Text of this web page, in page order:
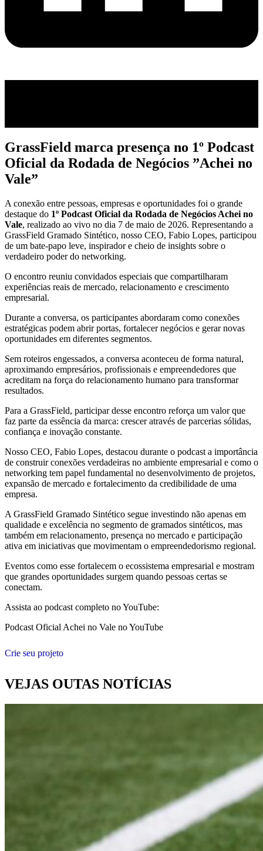
GrassField marca presença no 1º Podcast
Oficial da Rodada de Negócios ”Achei no
Vale”
A conexão entre pessoas, empresas e oportunidades foi o grande
destaque do 1º Podcast Oficial da Rodada de Negócios Achei no
Vale, realizado ao vivo no dia 7 de maio de 2026. Representando a
GrassField Gramado Sintético, nosso CEO, Fabio Lopes, participou
de um bate-papo leve, inspirador e cheio de insights sobre o
verdadeiro poder do networking.
O encontro reuniu convidados especiais que compartilharam
experiências reais de mercado, relacionamento e crescimento
empresarial.
Durante a conversa, os participantes abordaram como conexões
estratégicas podem abrir portas, fortalecer negócios e gerar novas
oportunidades em diferentes segmentos.
Sem roteiros engessados, a conversa aconteceu de forma natural,
aproximando empresários, profissionais e empreendedores que
acreditam na força do relacionamento humano para transformar
resultados.
Para a GrassField, participar desse encontro reforça um valor que
faz parte da essência da marca: crescer através de parcerias sólidas,
confiança e inovação constante.
Nosso CEO, Fabio Lopes, destacou durante o podcast a importância
de construir conexões verdadeiras no ambiente empresarial e como o
networking tem papel fundamental no desenvolvimento de projetos,
expansão de mercado e fortalecimento da credibilidade de uma
empresa.
A GrassField Gramado Sintético segue investindo não apenas em
qualidade e excelência no segmento de gramados sintéticos, mas
também em relacionamento, presença no mercado e participação
ativa em iniciativas que movimentam o empreendedorismo regional.
Eventos como esse fortalecem o ecossistema empresarial e mostram
que grandes oportunidades surgem quando pessoas certas se
conectam.
Assista ao podcast completo no YouTube:
Podcast Oficial Achei no Vale no YouTube
Crie seu projeto
VEJAS OUTAS NOTÍCIAS